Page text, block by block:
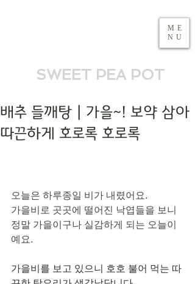
SWEET PEA POT
ME
NU
배추 들깨탕 | 가을~! 보약 삼아
따끈하게 호로록 호로록
오늘은 하루종일 비가 내렸어요.
가을비로 곳곳에 떨어진 낙엽들을 보니
정말 가을이구나 실감하게 되는 오늘이
예요.
가을비를 보고 있으니 호호 불어 먹는 따